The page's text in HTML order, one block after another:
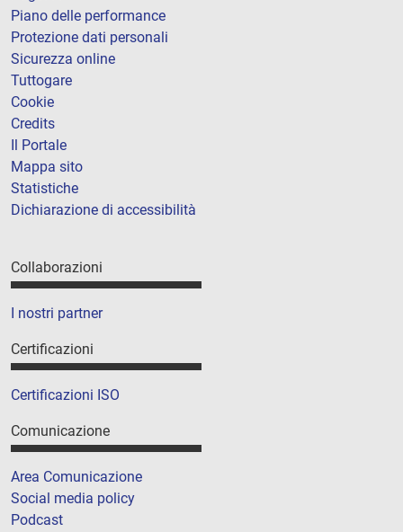
Piano delle performance
Protezione dati personali
Sicurezza online
Tuttogare
Cookie
Credits
Il Portale
Mappa sito
Statistiche
Dichiarazione di accessibilità
Collaborazioni
I nostri partner
Certificazioni
Certificazioni ISO
Comunicazione
Area Comunicazione
Social media policy
Podcast